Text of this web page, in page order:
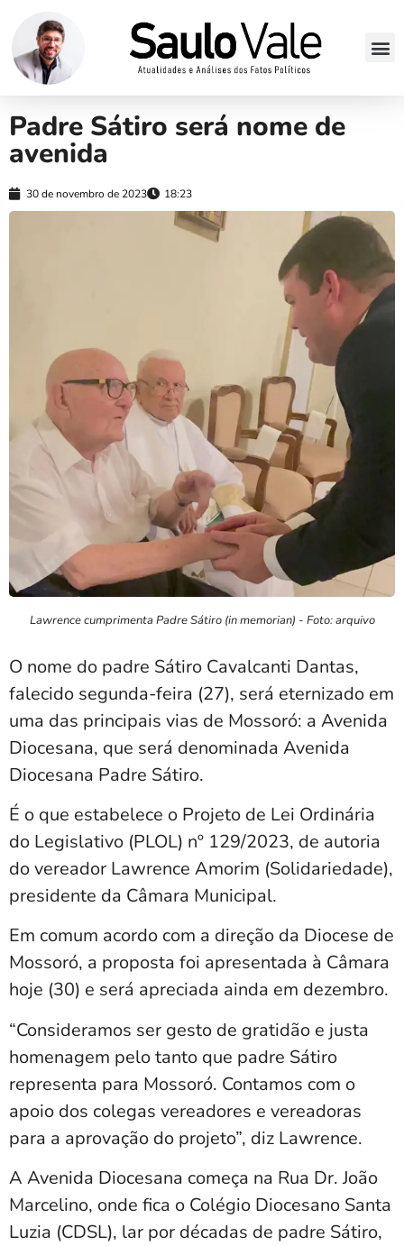
Padre Sátiro será nome de
avenida
30 de novembro de 2023 18:23
Lawrence cumprimenta Padre Sátiro (in memorian) - Foto: arquivo
O nome do padre Sátiro Cavalcanti Dantas,
falecido segunda-feira (27), será eternizado em
uma das principais vias de Mossoró: a Avenida
Diocesana, que será denominada Avenida
Diocesana Padre Sátiro.
É o que estabelece o Projeto de Lei Ordinária
do Legislativo (PLOL) nº 129/2023, de autoria
do vereador Lawrence Amorim (Solidariedade),
presidente da Câmara Municipal.
Em comum acordo com a direção da Diocese de
Mossoró, a proposta foi apresentada à Câmara
hoje (30) e será apreciada ainda em dezembro.
“Consideramos ser gesto de gratidão e justa
homenagem pelo tanto que padre Sátiro
representa para Mossoró. Contamos com o
apoio dos colegas vereadores e vereadoras
para a aprovação do projeto”, diz Lawrence.
A Avenida Diocesana começa na Rua Dr. João
Marcelino, onde fica o Colégio Diocesano Santa
Luzia (CDSL), lar por décadas de padre Sátiro,